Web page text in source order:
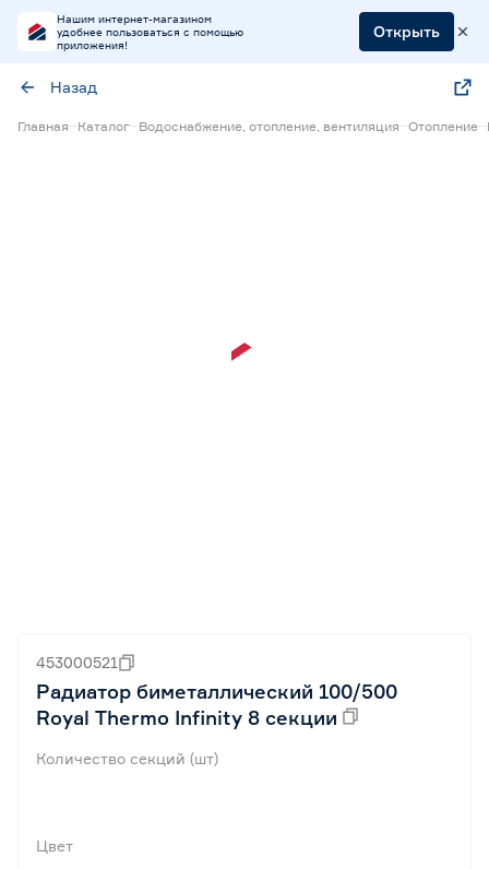
Нашим интернет-магазином
удобнее пользоваться с помощью
приложения!
Открыть
Назад
Главная Каталог Водоснабжение, отопление, вентиляция Отопление
453000521
Радиатор биметаллический 100/500
Royal Thermo Infinity 8 секции
Количество секций (шт)
Цвет